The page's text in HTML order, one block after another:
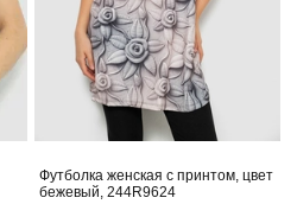
Футболка женская с принтом, цвет
бежевый, 244R9624